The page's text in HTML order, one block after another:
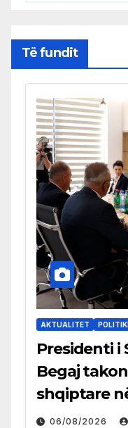
Të fundit
AKTUALITET
Presidenti i
Begaj
shqiptare
06/08/2026